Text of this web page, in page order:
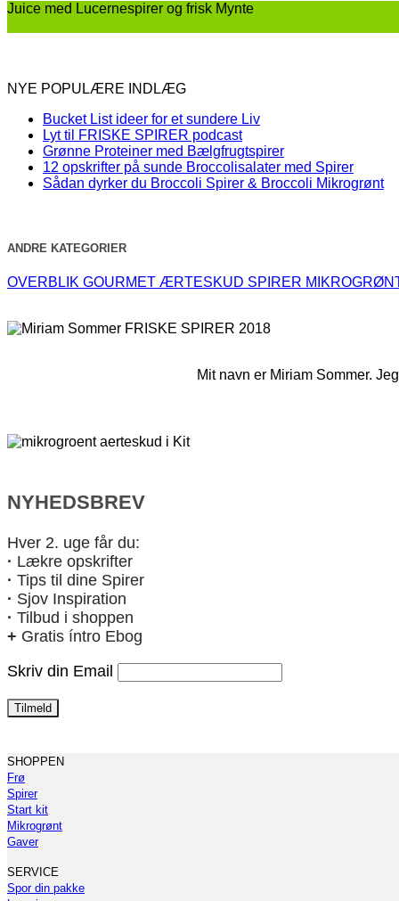
Juice med Lucernespirer og frisk Mynte
NYE POPULÆRE INDLÆG
Bucket List ideer for et sundere Liv
Lyt til FRISKE SPIRER podcast
Grønne Proteiner med Bælgfrugtspirer
12 opskrifter på sunde Broccolisalater med Spirer
Sådan dyrker du Broccoli Spirer & Broccoli Mikrogrønt
ANDRE KATEGORIER
OVERBLIK GOURMET ÆRTESKUD SPIRER
Mit navn er Miriam Sommer.
NYHEDSBREV
Hver 2. uge får du:
· Lækre opskrifter
· Tips til dine Spirer
· Sjov Inspiration
· Tilbud i shoppen
+ Gratis íntro Ebog
Skriv din Email
SHOPPEN
Frø
Spirer
Start kit
Mikrogrønt
Gaver
SERVICE
Spor din pakke